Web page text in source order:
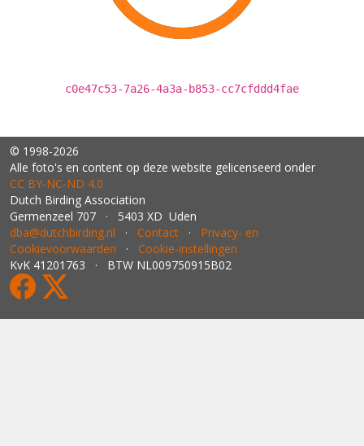
c0e47c53-7a26-4a3a-b853-cc7cfddd4fae
© 1998-2026
Alle foto's en content op deze website gelicenseerd onder
CC BY‑NC‑ND 4.0
Dutch Birding Association
Germenzeel 707 · 5403 XD Uden
dba@dutchbirding.nl · Contact · Privacy- en
Cookievoorwaarden · Cookie-instellingen
KvK 41201763 · BTW NL009750915B02